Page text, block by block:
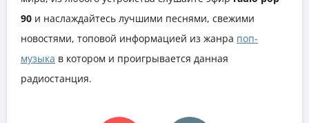
90 и наслаждайтесь лучшими песнями, свежими
новостями, топовой информацией из жанра поп-
музыка в котором и проигрывается данная
радиостанция.